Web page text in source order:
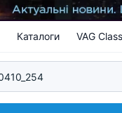
Каталоги VAG